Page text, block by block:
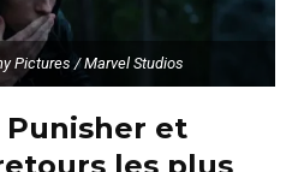
Pictures / Marvel Studios
Punisher et